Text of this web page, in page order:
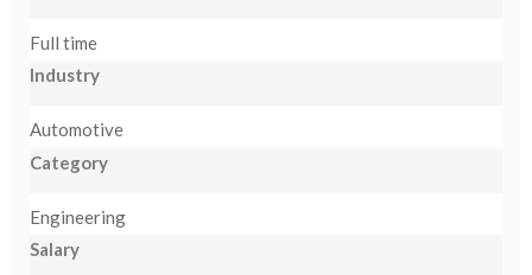
日
語
Full time
Industry
Automotive
Category
Engineering
Salary